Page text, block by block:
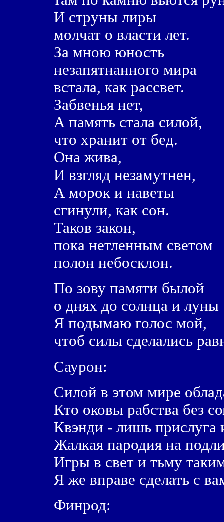
И струны лиры
молчат о власти лет.
За мною юность
незапятнанного мира
встала, как рассвет.
Забвенья нет,
А память стала силой,
что хранит от бед.
Она жива,
И взгляд незамутнен,
А морок и наветы
сгинули, как сон.
Таков закон,
пока нетленным светом
полон небосклон.
По зову памяти былой
о днях до солнца и луны
Я подымаю голос мой,
чтоб силы сделались
Саурон:
Силой в этом мире
Кто оковы рабства без
Квэнди - лишь прислуга
Жалкая пародия на
Игры в свет и тьму
Я же вправе сделать с
Финрод: